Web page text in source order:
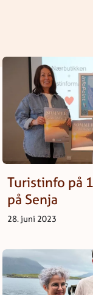
Turistinfo på
på Senja
28. juni 2023